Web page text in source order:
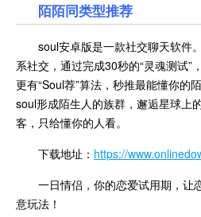
陌陌同类型推荐
soul安卓版是一款社交聊天软件
系社交，通过完成30秒的“灵魂测试”
更有“Soul荐”算法，秒推最能懂你的
soul形成陌生人的族群，邂逅星球上
客，只给懂你的人看。
下载地址： https://
一日情侣，你的恋爱试用期，让
意玩法！